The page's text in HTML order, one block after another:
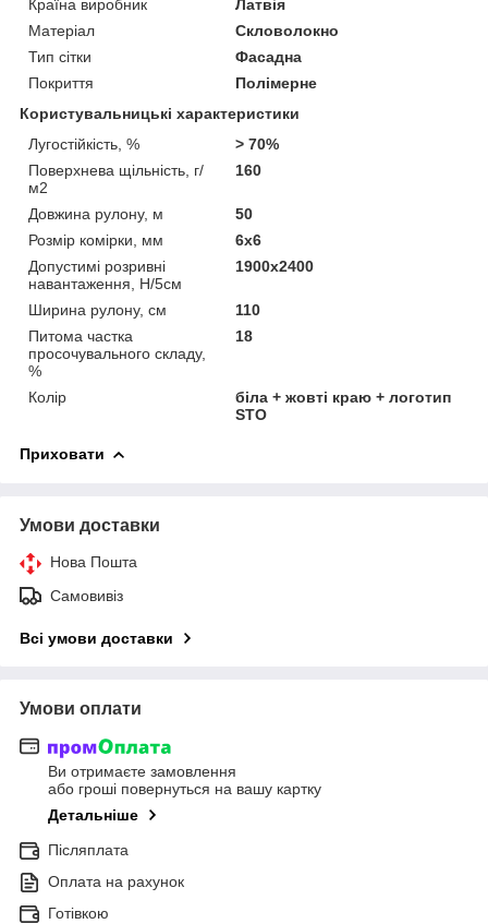
Країна виробник
Латвія
Матеріал
Скловолокно
Тип сітки
Фасадна
Покриття
Полімерне
Користувальницькі характеристики
Лугостійкість, %
> 70%
Поверхнева щільність, г/
м2
160
Довжина рулону, м
50
Розмір комірки, мм
6х6
Допустимі розривні
навантаження, Н/5см
1900х2400
Ширина рулону, см
110
Питома частка
просочувального складу,
%
18
Колір
біла + жовті краю + логотип
STO
Приховати
Умови доставки
Нова Пошта
Самовивіз
Всі умови доставки
Умови оплати
Ви отримаєте замовлення
або гроші повернуться на вашу картку
Детальніше
Післяплата
Оплата на рахунок
Готівкою